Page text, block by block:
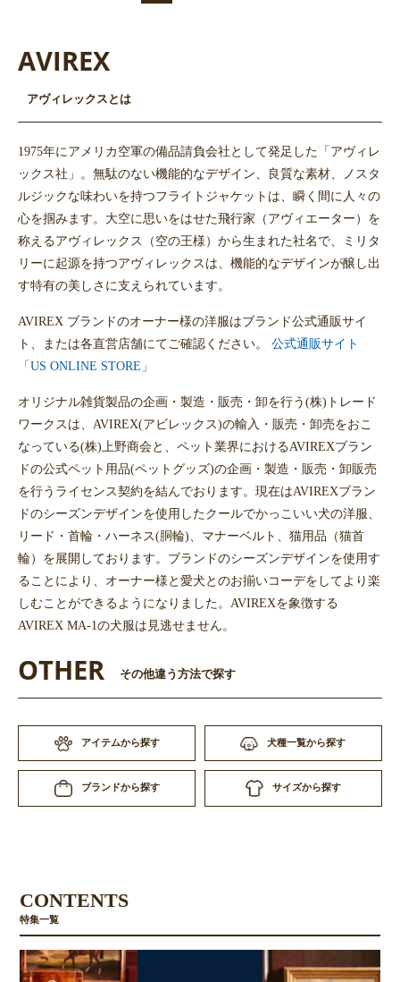
AVIREX
アヴィレックスとは
1975年にアメリカ空軍の備品請負会社として発足した「アヴィレ
ックス社」。無駄のない機能的なデザイン、良質な素材、ノスタ
ルジックな味わいを持つフライトジャケットは、瞬く間に人々の
心を掴みます。大空に思いをはせた飛行家（アヴィエーター）を
称えるアヴィレックス（空の王様）から生まれた社名で、ミリタ
リーに起源を持つアヴィレックスは、機能的なデザインが醸し出
す特有の美しさに支えられています。
AVIREX ブランドのオーナー様の洋服はブランド公式通販サイ
ト、または各直営店舗にてご確認ください。 公式通販サイト
「US ONLINE STORE」
オリジナル雑貨製品の企画・製造・販売・卸を行う(株)トレード
ワークスは、AVIREX(アビレックス)の輸入・販売・卸売をおこ
なっている(株)上野商会と、ペット業界におけるAVIREXブラン
ドの公式ペット用品(ペットグッズ)の企画・製造・販売・卸販売
を行うライセンス契約を結んでおります。現在はAVIREXブラン
ドのシーズンデザインを使用したクールでかっこいい犬の洋服、
リード・首輪・ハーネス(胴輪)、マナーベルト、猫用品（猫首
輪）を展開しております。ブランドのシーズンデザインを使用す
ることにより、オーナー様と愛犬とのお揃いコーデをしてより楽
しむことができるようになりました。AVIREXを象徴する
AVIREX MA-1の犬服は見逃せません。
OTHER その他違う方法で探す
アイテムから探す 犬種一覧から探す
ブランドから探す サイズから探す
CONTENTS
特集一覧